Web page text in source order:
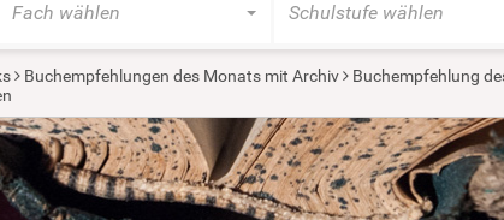
Fach wählen Schulstufe wählen
Buchempfehlungen des Monats mit Archiv Buchempfehlung